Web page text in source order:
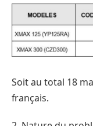
Soit au total 18
français.